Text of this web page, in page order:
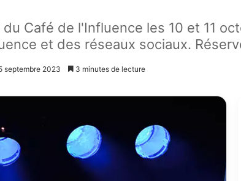
Café de l'Influence les 10 et 11
et des réseaux sociaux.
septembre 2023 3 minutes de lecture